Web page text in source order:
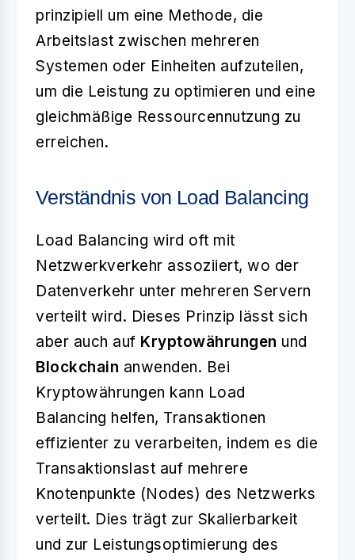
prinzipiell um eine Methode, die
Arbeitslast zwischen mehreren
Systemen oder Einheiten aufzuteilen,
um die Leistung zu optimieren und eine
gleichmäßige Ressourcennutzung zu
erreichen.
Verständnis von Load Balancing
Load Balancing wird oft mit
Netzwerkverkehr assoziiert, wo der
Datenverkehr unter mehreren Servern
verteilt wird. Dieses Prinzip lässt sich
aber auch auf Kryptowährungen und
Blockchain anwenden. Bei
Kryptowährungen kann Load
Balancing helfen, Transaktionen
effizienter zu verarbeiten, indem es die
Transaktionslast auf mehrere
Knotenpunkte (Nodes) des Netzwerks
verteilt. Dies trägt zur Skalierbarkeit
und zur Leistungsoptimierung des